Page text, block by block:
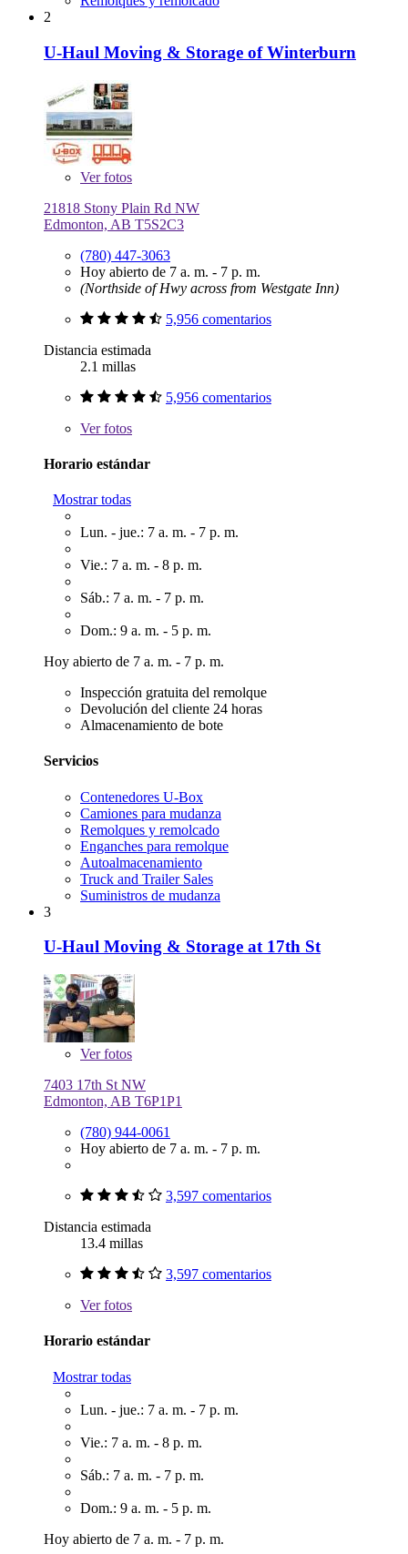
2
U-Haul Moving & Storage of Winterburn
Verfotos
21818 Stony Plain Rd NW
Edmonton, AB T5S2C3
(780) 447-3063
Hoy abierto de 7 a. m. - 7 p. m.
(Northside of Hwy across from Westgate Inn)
5,956 comentarios
Distancia estimada
2.1 millas
5,956 comentarios
Verfotos
Horario estándar
Mostrar todas
Lun. - jue.: 7 a. m. - 7 p. m.
Vie.: 7 a. m. - 8 p. m.
Sáb.: 7 a. m. - 7 p. m.
Dom.: 9 a. m. - 5 p. m.
Hoy abierto de 7 a. m. - 7 p. m.
Inspección gratuita del remolque
Devolución del cliente 24 horas
Almacenamiento de bote
Servicios
Contenedores U-Box
Camiones para mudanza
Remolques y remolcado
Enganches para remolque
Autoalmacenamiento
Truck and Trailer Sales
Suministros de mudanza
3
U-Haul Moving & Storage at 17th St
Verfotos
7403 17th St NW
Edmonton, AB T6P1P1
(780) 944-0061
Hoy abierto de 7 a. m. - 7 p. m.
3,597 comentarios
Distancia estimada
13.4 millas
3,597 comentarios
Verfotos
Horario estándar
Mostrar todas
Lun. - jue.: 7 a. m. - 7 p. m.
Vie.: 7 a. m. - 8 p. m.
Sáb.: 7 a. m. - 7 p. m.
Dom.: 9 a. m. - 5 p. m.
Hoy abierto de 7 a. m. - 7 p. m.